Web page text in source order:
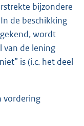
bijzondere
de beschikking
wordt
van de lening
is (i.c. het deel
vordering